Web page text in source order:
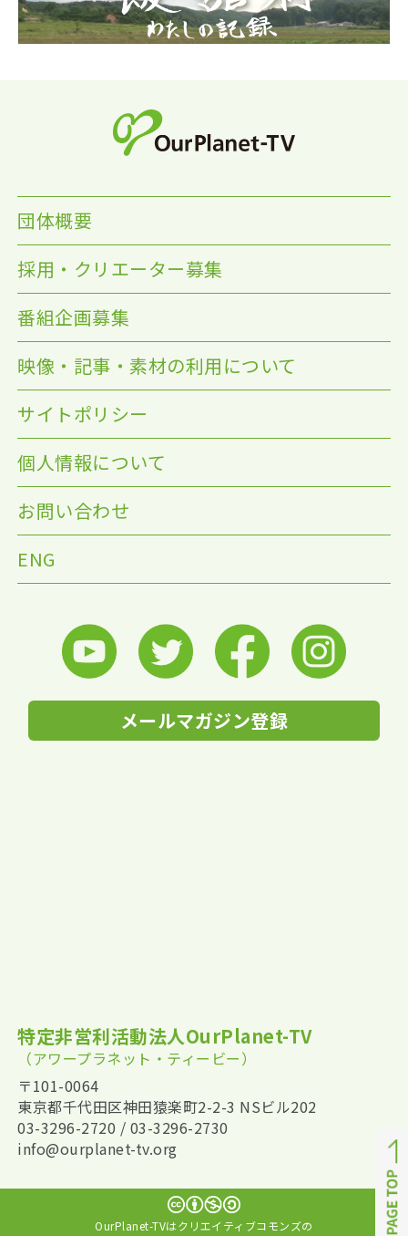
団体概要
採用・クリエーター募集
番組企画募集
映像・記事・素材の利用について
サイトポリシー
個人情報について
お問い合わせ
ENG
メールマガジン登録
特定非営利活動法人OurPlanet-TV
（アワープラネット・ティービー）
〒101-0064
東京都千代田区神田猿楽町2-2-3 NSビル202
03-3296-2720 / 03-3296-2730
info@ourplanet-tv.org
OurPlanet-TVはクリエイティブコモンズの